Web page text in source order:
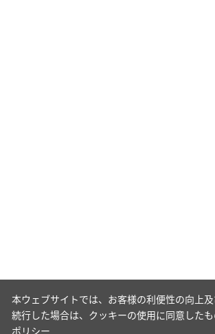
本ウェブサイトでは、お客様の利便性の向上
続行した場合は、クッキーの使用に同意した
ポリシー